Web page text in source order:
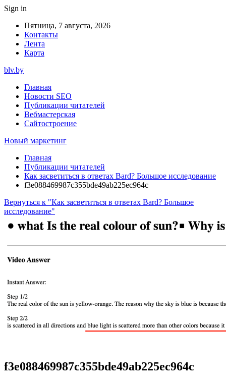
Sign in
Пятница, 7 августа, 2026
Контакты
Лента
Карта
blv.by
Главная
Новости SEO
Публикации читателей
Вебмастерская
Сайтостроение
Новый маркетинг
Главная
Публикации читателей
Как засветиться в ответах Bard? Большое исследование
f3e088469987c355bde49ab225ec964c
Вернуться к "Как засветиться в ответах Bard? Большое
исследование"
f3e088469987c355bde49ab225ec964c